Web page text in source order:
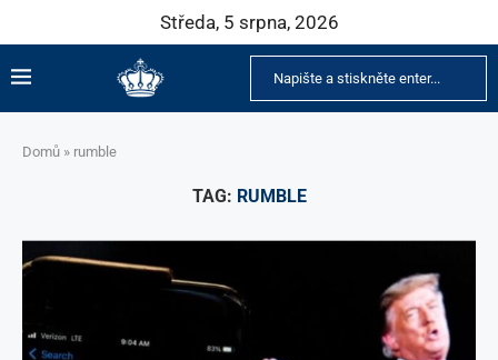
Středa, 5 srpna, 2026
Domů » rumble
TAG: RUMBLE